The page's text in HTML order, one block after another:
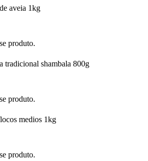
aveia 1kg
produto.
tradicional shambala 800g
produto.
medios 1kg
produto.